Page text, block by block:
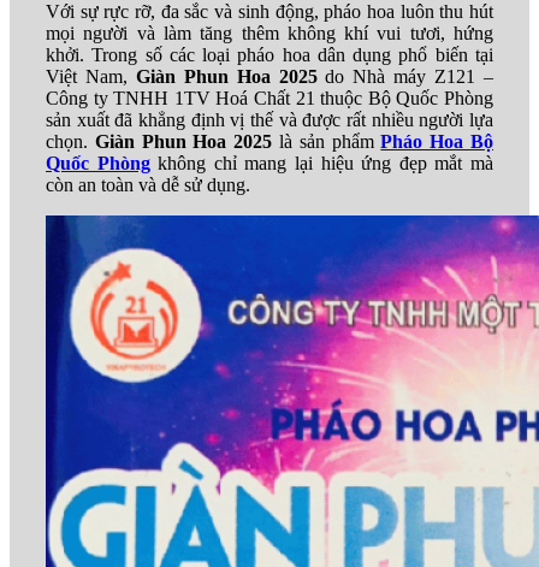
Với sự rực rỡ, đa sắc và sinh động, pháo hoa luôn thu hút
mọi người và làm tăng thêm không khí vui tươi, hứng
khởi. Trong số các loại pháo hoa dân dụng phổ biến tại
Việt Nam, Giàn Phun Hoa 2025do Nhà máy Z121 –
Công ty TNHH 1TV Hoá Chất 21 thuộc Bộ Quốc Phòng
sản xuất đã khẳng định vị thế và được rất nhiều người lựa
chọn. Giàn Phun Hoa 2025 là sản phẩmPháo Hoa Bộ
Quốc Phòngkhông chỉ mang lại hiệu ứng đẹp mắt mà
còn an toàn và dễ sử dụng.